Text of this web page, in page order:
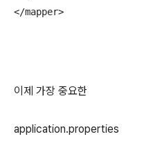
</mapper>
이제 가장 중요한
application.properties